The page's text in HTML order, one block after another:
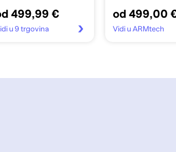
FHD TN, bez OS, crni
499,99 €
u 9 trgovina
Graphics, 15.6"
bez OS, srebrni
od 499,00
Vidi u ARMtech